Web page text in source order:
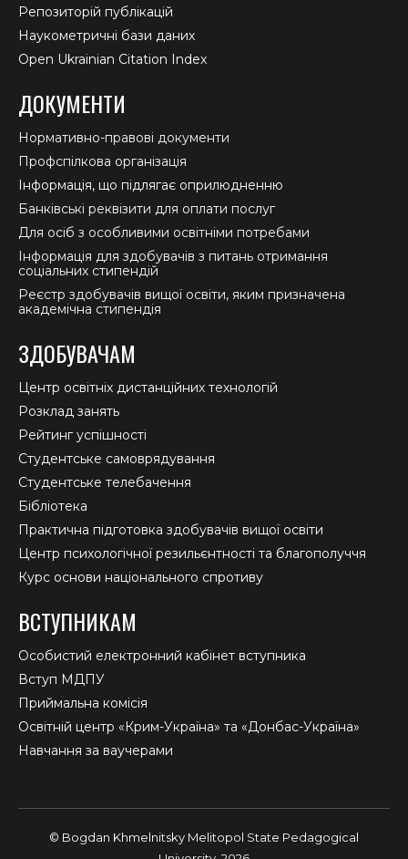
Репозиторій публікацій
Наукометричні бази даних
Open Ukrainian Citation Index
ДОКУМЕНТИ
Нормативно-правові документи
Профспілкова організація
Інформація, що підлягає оприлюдненню
Банківські реквізити для оплати послуг
Для осіб з особливими освітніми потребами
Інформація для здобувачів з питань отримання
соціальних стипендій
Реєстр здобувачів вищої освіти, яким призначена
академічна стипендія
ЗДОБУВАЧАМ
Центр освітніх дистанційних технологій
Розклад занять
Рейтинг успішності
Студентське самоврядування
Студентське телебачення
Бібліотека
Практична підготовка здобувачів вищої освіти
Центр психологічної резильєнтності та благополуччя
Курс основи національного спротиву
ВСТУПНИКАМ
Особистий електронний кабінет вступника
Вступ МДПУ
Приймальна комісія
Освітній центр «Крим-Україна» та «Донбас-Україна»
Навчання за ваучерами
© Bogdan Khmelnitsky Melitopol State Pedagogical